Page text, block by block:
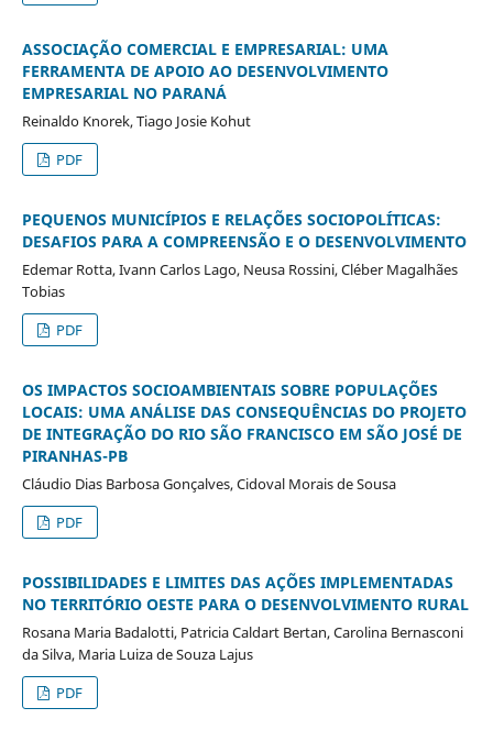
ASSOCIAÇÃO COMERCIAL E EMPRESARIAL: UMA
FERRAMENTA DE APOIO AO DESENVOLVIMENTO
EMPRESARIAL NO PARANÁ
Reinaldo Knorek, Tiago Josie Kohut
PDF
PEQUENOS MUNICÍPIOS E RELAÇÕES SOCIOPOLÍTICAS:
DESAFIOS PARA A COMPREENSÃO E O DESENVOLVIMENTO
Edemar Rotta, Ivann Carlos Lago, Neusa Rossini, Cléber Magalhães
Tobias
PDF
OS IMPACTOS SOCIOAMBIENTAIS SOBRE POPULAÇÕES
LOCAIS: UMA ANÁLISE DAS CONSEQUÊNCIAS DO PROJETO
DE INTEGRAÇÃO DO RIO SÃO FRANCISCO EM SÃO JOSÉ DE
PIRANHAS-PB
Cláudio Dias Barbosa Gonçalves, Cidoval Morais de Sousa
PDF
POSSIBILIDADES E LIMITES DAS AÇÕES IMPLEMENTADAS
NO TERRITÓRIO OESTE PARA O DESENVOLVIMENTO RURAL
Rosana Maria Badalotti, Patricia Caldart Bertan, Carolina Bernasconi
da Silva, Maria Luiza de Souza Lajus
PDF